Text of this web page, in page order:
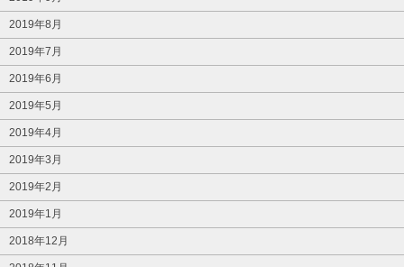
2019年8月
2019年7月
2019年6月
2019年5月
2019年4月
2019年3月
2019年2月
2019年1月
2018年12月